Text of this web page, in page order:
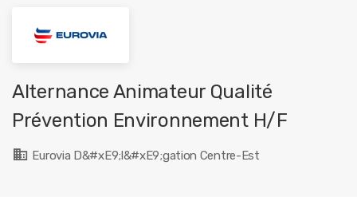
Alternance Animateur Qualité
Prévention Environnement H/F
Eurovia D&#xE9;l&#xE9;gation Centre-Est